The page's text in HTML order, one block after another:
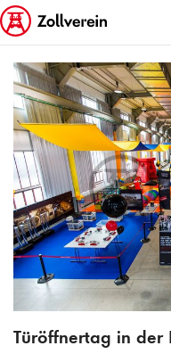
Türöffnertag in der